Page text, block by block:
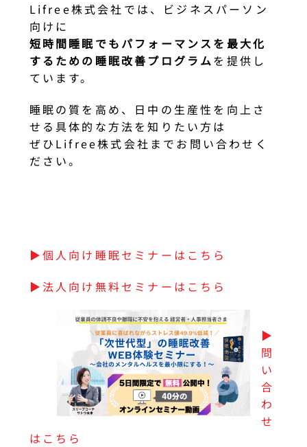
Lifree株式会社では、ビジネスパーソン
向けに
短時間睡眠でもパフォーマンスを最大化
するための睡眠改善プログラムを提供し
ています。
睡眠の質を高め、日中の生産性を向上さ
せる具体的な方法を知りたい方は
ぜひLifree株式会社までお問い合わせく
ださい。
▶︎個人向け睡眠セミナーはこちら
▶︎法人向け無料セミナーはこちら
▶︎
問
い
合
わ
せ
はこちら